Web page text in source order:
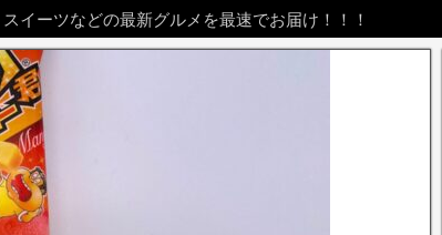
イーツなどの最新グルメを最速でお届け！！！